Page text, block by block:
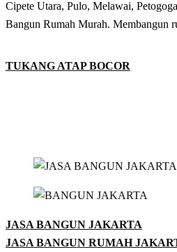
Cipete Utara, Pulo, Melawai,
Bangun Rumah Murah. Membangun
TUKANG ATAP BOCOR
JASA BANGUN JAKARTA
JASA BANGUN RUMAH